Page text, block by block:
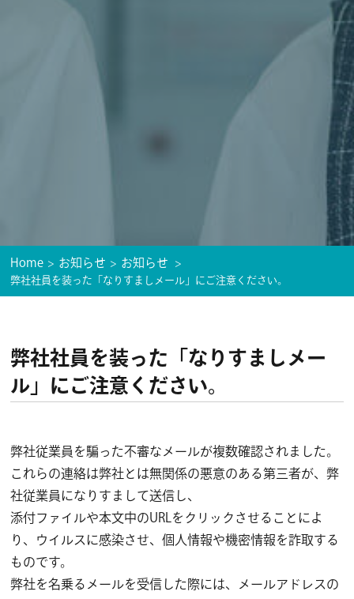
Home お知らせ お知らせ
弊社社員を装った「なりすましメール」にご注意ください。
弊社社員を装った「なりすましメー
ル」にご注意ください。
弊社従業員を騙った不審なメールが複数確認されました。
これらの連絡は弊社とは無関係の悪意のある第三者が、弊
社従業員になりすまして送信し、
添付ファイルや本文中のURLをクリックさせることによ
り、ウイルスに感染させ、個人情報や機密情報を詐取する
ものです。
弊社を名乗るメールを受信した際には、メールアドレスの